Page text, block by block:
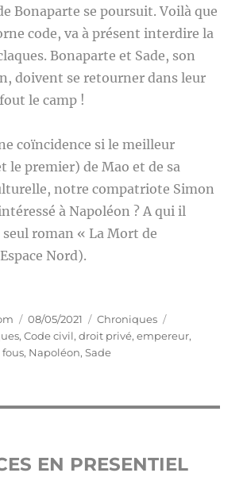
Bonaparte se poursuit. Voilà que
code, va à présent interdire la
Bonaparte et Sade, son
doivent se retourner dans leur
le camp !
coïncidence si le meilleur
le premier) de Mao et de sa
notre compatriote Simon
à Napoléon ? A qui il
seul roman « La Mort de
Nord).
Publié
le
08/05/2021 Catégories
Chroniques
,Code civil,droit privé,empereur,
fous, Napoléon,Sade
EN PRESENTIEL